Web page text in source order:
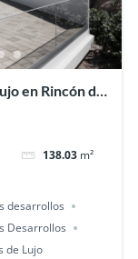
en Rincón de
138.03 m²
desarrollos
Desarrollos
de Lujo